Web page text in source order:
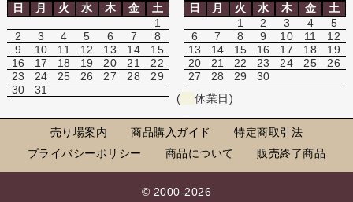
日
月 火 水 木 金
土
1
2
3 4 5 6 7
8
9
10 11 12 13 14
15
16
17 18 19 20 21
22
23
24 25 26 27 28
29
30
31
日
月 火 水 木 金
土
1
2 3 4
5
6
7 8 9 10 11
12
13
14 15 16 17 18
19
20
21 22 23 24 25
26
27
28 29
30
(
休業日)
売り場案内 商品購入ガイド
特定商取引法
プライバシーポリシー
商品について 販売終了商品
© 2000-2026